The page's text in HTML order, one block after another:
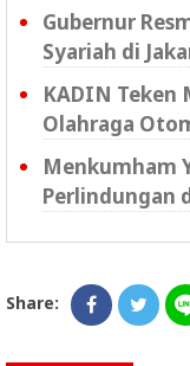
Gubernur
Syariah di
KADIN Teken
Olahraga
Menkumham
Perlindungan
Share: